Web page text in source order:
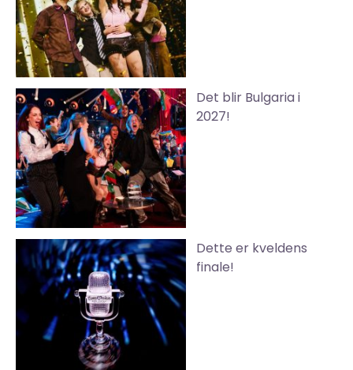
Det blir Bulgaria i
2027!
Dette er kveldens
finale!